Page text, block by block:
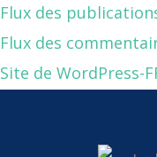
Flux des
Flux des
Site de WordPress-